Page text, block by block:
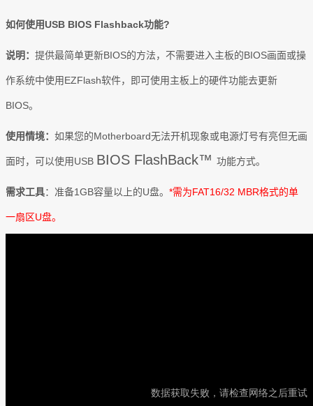
如何使用USB BIOS Flashback功能?
说明： 提供最简单更新BIOS的方法，不需要进入主板的BIOS画面或操
作系统中使用EZFlash软件，即可使用主板上的硬件功能去更新
BIOS。
使用情境： 如果您的Motherboard无法开机现象或电源灯号有亮但无画
面时，可以使用USB BIOS FlashBack™ 功能方式。
需求工具：准备1GB容量以上的U盘。 *需为FAT16/32 MBR格式的单
一扇区U盘。